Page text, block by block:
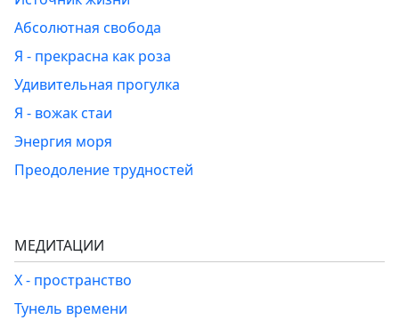
Абсолютная свобода
Я - прекрасна как роза
Удивительная прогулка
Я - вожак стаи
Энергия моря
Преодоление трудностей
МЕДИТАЦИИ
Х - пространство
Тунель времени